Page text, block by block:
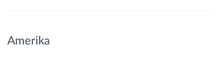
Amerika